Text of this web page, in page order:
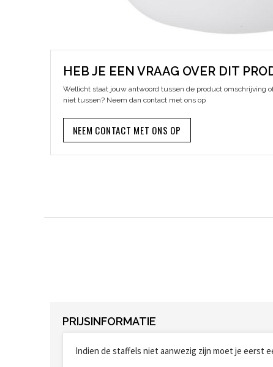
HEB JE EEN VRAAG OVER DIT
Wellicht staat jouw antwoord tussen de product omschrijving
niet tussen? Neem dan contact met ons op
NEEM CONTACT MET ONS OP
PRIJSINFORMATIE
Indien de staffels niet aanwezig zijn moet je eerst